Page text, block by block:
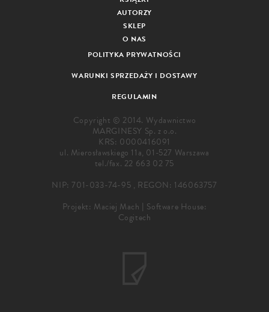
AUTORZY
SKLEP
O NAS
POLITYKA PRYWATNOŚCI
WARUNKI SPRZEDAŻY I DOSTAWY
REGULAMIN
Copyright © 2014. Wydawnictwo
MARGINESY Sp. z o.o.
KRS: 0000416091
ul. Mierosławskiego 11a, 01-527 Warszawa
tel./fax. 22 663 02 75
NIP: 701-033-74-95 , REGON: 146063757
Projekt: Maciej Mach | Software House:
Cogitech